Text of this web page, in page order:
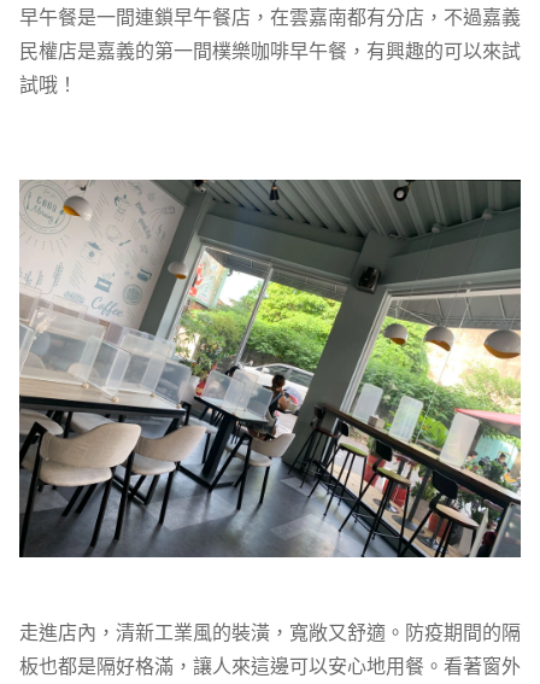
早午餐是一間連鎖早午餐店，在雲嘉南都有分店，不過嘉義
民權店是嘉義的第一間樸樂咖啡早午餐，有興趣的可以來試
試哦！
走進店內，清新工業風的裝潢，寬敞又舒適。防疫期間的隔
板也都是隔好格滿，讓人來這邊可以安心地用餐。看著窗外